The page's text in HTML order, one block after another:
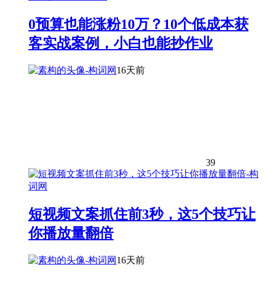
0预算也能涨粉10万？10个低成本获
客实战案例，小白也能抄作业
16天前
39
短视频文案抓住前3秒，这5个技巧让
你播放量翻倍
16天前